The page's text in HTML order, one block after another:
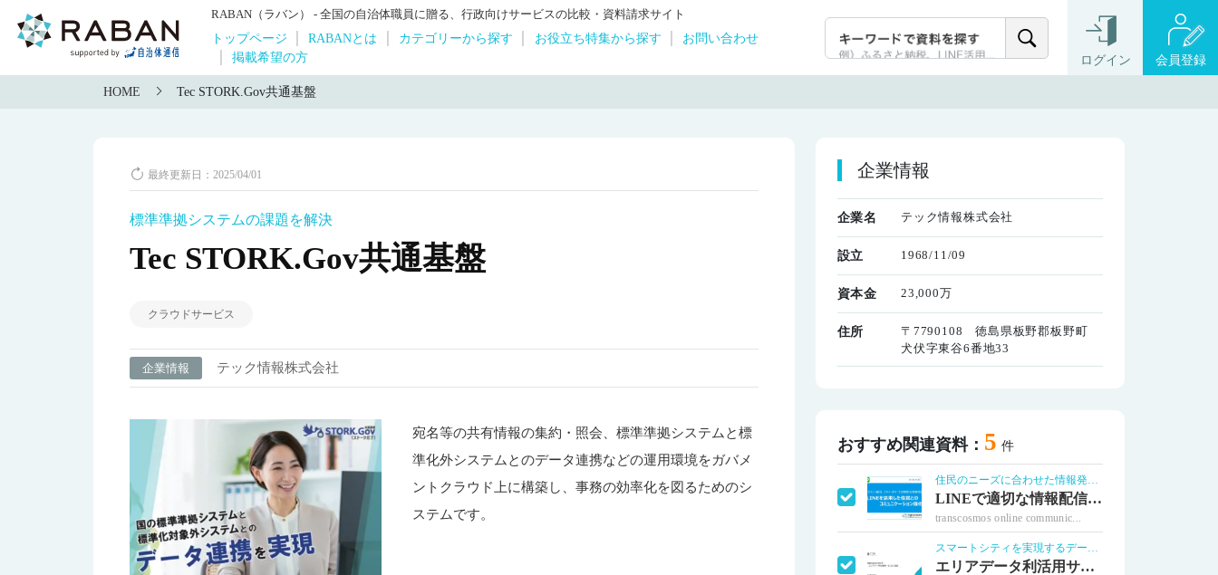
RABAN（ラバン） - 全国の自治体職員に贈る、行政向けサービスの比較・資料請求サイト
トップページ RABANとは カテゴリーから探す お役立ち特集から探す
お問い合わせ
掲載希望の方
ログイン 会員登録
HOME Tec STORK.Gov共通基盤
最終更新日：2025/04/01
標準準拠システムの課題を解決
Tec STORK.Gov共通基盤
クラウドサービス
企業情報 テック情報株式会社
宛名等の共有情報の集約・照会、標準準拠システムと標
準化外システムとのデータ連携などの運用環境をガバメ
ントクラウド上に構築し、事務の効率化を図るためのシ
ステムです。
企業情報
企業名 テック情報株式会社
設立 1968/11/09
資本金 23,000万
住所
〒7790108 徳島県板野郡板野町
犬伏字東谷6番地33
おすすめ関連資料： 5 件
住民のニーズに合わせた情報発信を実現
LINEで適切な情報配信・セグメント配信
transcosmos online communic...
スマートシティを実現するデータ連携基盤
エリアデータ利活用サービス